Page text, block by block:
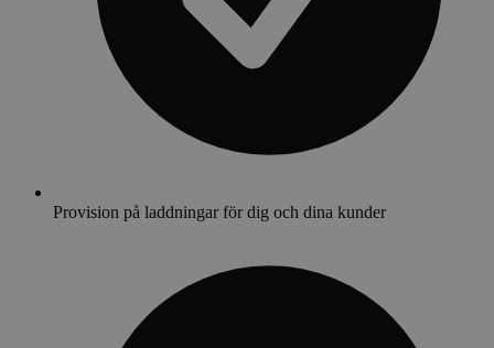
Provision på laddningar för dig och dina kunder